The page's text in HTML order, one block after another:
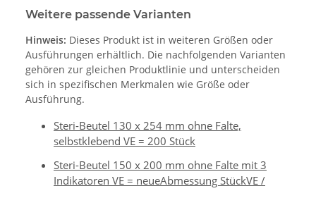
Weitere passende Varianten
Hinweis: Dieses Produkt ist in weiteren Größen oder
Ausführungen erhältlich. Die nachfolgenden Varianten
gehören zur gleichen Produktlinie und unterscheiden
sich in spezifischen Merkmalen wie Größe oder
Ausführung.
Steri-Beutel 130 x 254 mm ohne Falte,
selbstklebend VE = 200 Stück
Steri-Beutel 150 x 200 mm ohne Falte mit 3
Indikatoren VE = neueAbmessung StückVE /